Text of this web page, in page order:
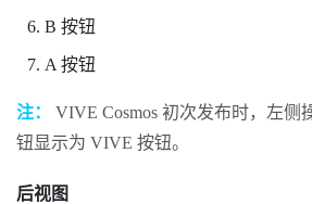
B 按钮
A 按钮
注： VIVE Cosmos 初次发布时，左侧
钮显示为 VIVE 按钮。
后视图